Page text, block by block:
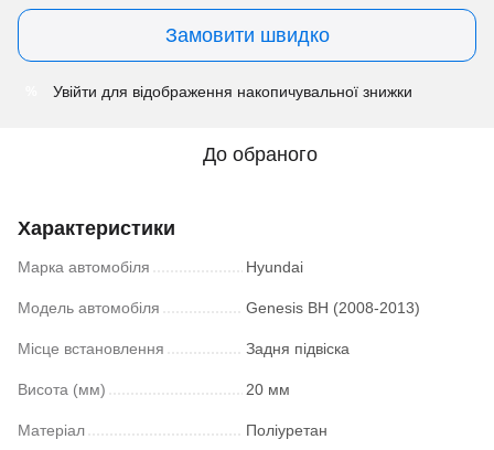
Замовити швидко
Увійти для відображення накопичувальної знижки
До обраного
Характеристики
Марка автомобіля Hyundai
Модель автомобіля Genesis BH (2008-2013)
Місце встановлення Задня підвіска
Висота (мм) 20 мм
Матеріал Поліуретан